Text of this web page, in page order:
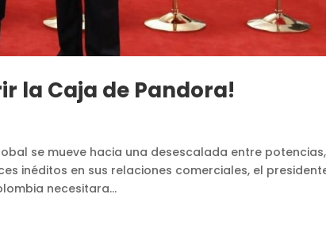
la Caja de Pandora!
se mueve hacia una desescalada entre
inéditos en sus relaciones comerciales, el
necesitara...